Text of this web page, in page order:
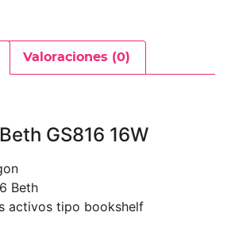
Valoraciones (0)
GS816 16W
Beth
activos tipo bookshelf